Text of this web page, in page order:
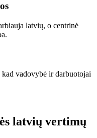
latvių, o centrinė
vadovybė ir darbuotojai
latvių vertimų